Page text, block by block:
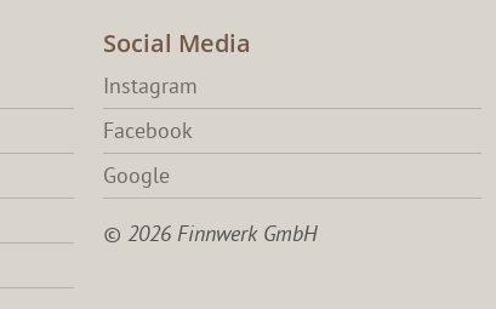
Social Media
Instagram
Facebook
Google
© 2026 Finnwerk GmbH